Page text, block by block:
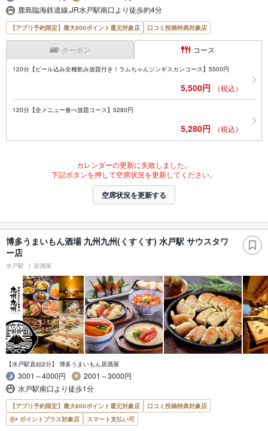
鹿島臨海鉄道線,JR水戸駅南口より徒歩約4分
【アプリ予約限定】最大800ポイント還元対象店 口コミ投稿特典対象店
クーポン コース
120分【ビール込み全種飲み放題付き！ラムちゃんジンギスカンコース】5500円
5,500円 （税込）
120分【全メニュー食べ放題コース】5280円
5,280円 （税込）
カレンダーの更新に失敗しました。
下記ボタンを押して空席状況を更新してください。
空席状況を更新する
博多うまいもん酒場 九州九州(くすくす) 水戸駅 サウスタワ
ー店
水戸駅 居酒屋
【水戸駅直結2分】 博多うまいもん居酒屋
3001～4000円
2001～3000円
水戸駅南口より徒歩1分
【アプリ予約限定】最大800ポイント還元対象店
口コミ投稿特典対象店
ポイントプラス対象店
スマート支払い可